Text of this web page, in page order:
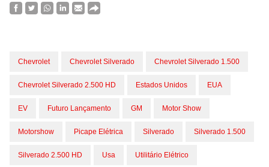
Chevrolet Chevrolet Silverado Chevrolet Silverado 1.500
Chevrolet Silverado 2.500 HD Estados Unidos EUA
EV Futuro Lançamento GM Motor Show
Motorshow Picape Elétrica Silverado Silverado 1.500
Silverado 2.500 HD Usa Utilitário Elétrico